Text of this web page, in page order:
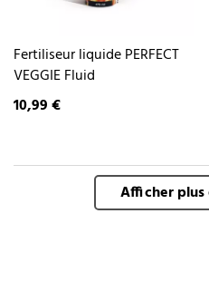
Fertiliseur liquide PERFECT
VEGGIE Fluid
10,99 €
Afficher plus